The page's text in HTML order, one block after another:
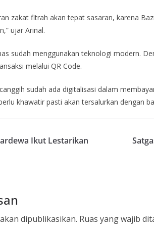
zakat fitrah akan tepat sasaran, karena
ujar Arinal.
sudah menggunakan teknologi modern.
melalui QR Code.
sudah ada digitalisasi dalam
khawatir pasti akan tersalurkan dengan
Ikut Lestarikan
dipublikasikan. Ruas yang wajib